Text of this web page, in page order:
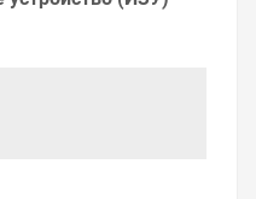
открытых
входных дверей